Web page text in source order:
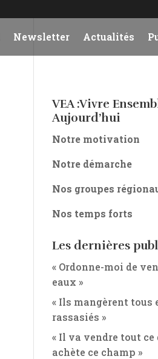
Newsletter Actualités
VEA :Vivre
Aujourd’hui
Notre motivation
Notre démarche
Nos groupes
Nos temps forts
Les dernières
« Ordonne-moi de
eaux »
« Ils mangèrent tous
rassasiés »
« Il va vendre tout ce
achète ce champ »